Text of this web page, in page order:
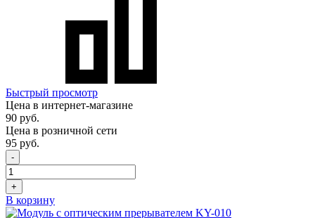
Быстрый просмотр
Цена в интернет-магазине
90 руб.
Цена в розничной сети
95 руб.
-
+
В корзину